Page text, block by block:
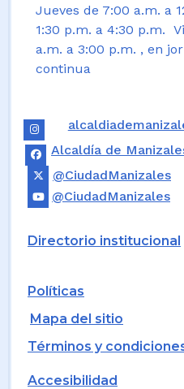
Jueves de 7:00 a.m. a
1:30 p.m. a 4:30 p.m.
a.m. a 3:00 p.m. , en
continua
Alcaldía de
@CiudadManizales
@CiudadManizales
Directorio institucional
Políticas
Mapa del sitio
Términos y
Accesibilidad